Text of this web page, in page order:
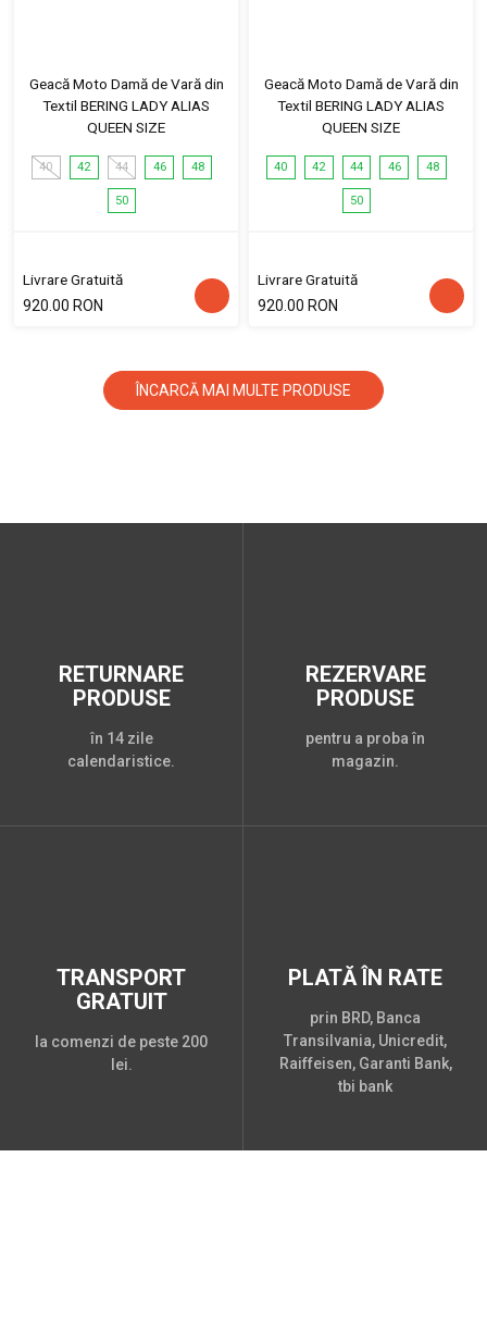
Geacă Moto Damă de Vară din
Textil BERING LADY ALIAS
QUEEN SIZE
40 42 44 46 48
50
Livrare Gratuită
920.00 RON
Geacă Moto Damă de Vară din
Textil BERING LADY ALIAS
QUEEN SIZE
40 42 44 46 48
50
Livrare Gratuită
920.00 RON
ÎNCARCĂ MAI MULTE PRODUSE
RETURNARE
PRODUSE
în 14 zile
calendaristice.
REZERVARE
PRODUSE
pentru a proba în
magazin.
TRANSPORT
GRATUIT
la comenzi de peste 200
lei.
PLATĂ ÎN RATE
prin BRD, Banca
Transilvania, Unicredit,
Raiffeisen, Garanti Bank,
tbi bank